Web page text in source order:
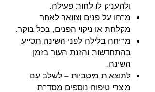
ולהעניק לו לחות פעילה.
מרחו על פנים וצוואר לאחר
מקלחת או ניקוי הפנים, בכל בוקר.
מריחה בלילה לפני השינה תסייע
בהתחדשות והזנת העור בזמן
השינה.
לתוצאות מיטביות – לשלב עם
מוצרי טיפוח נוספים מסדרת